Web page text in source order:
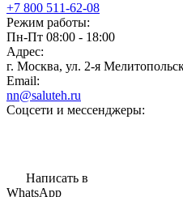
+7 800 511-62-08
Режим работы:
Пн-Пт 08:00 - 18:00
Адрес:
г. Москва, ул. 2-я
Email:
nn@saluteh.ru
Соцсети и мессенджеры:
Написать в
WhatsApp